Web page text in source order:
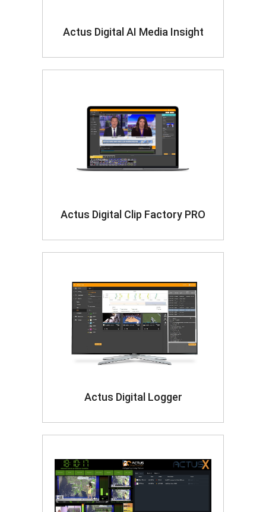
Actus Digital AI Media Insight
Actus Digital Clip Factory PRO
Actus Digital Logger